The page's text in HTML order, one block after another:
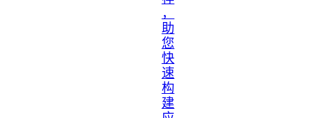
，
助
您
快
速
构
建